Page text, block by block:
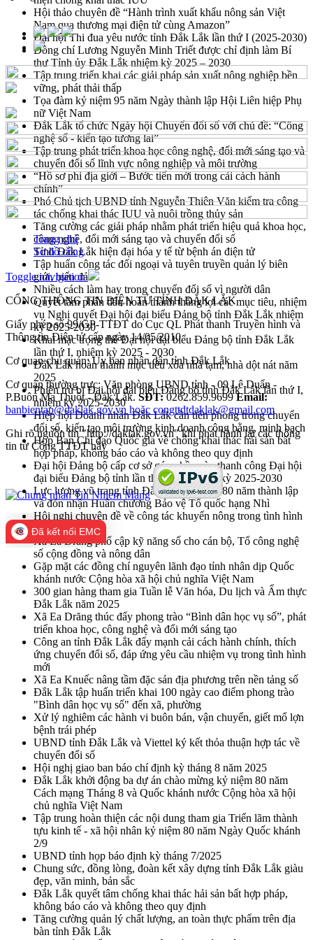
Hội thảo chuyên đề “Hành trình xuất khẩu nông sản Việt
Nam qua thương mại điện tử cùng Amazon”
Đại hội Thi đua yêu nước tỉnh Đắk Lắk lần thứ I (2025-2030)
Đồng chí Lương Nguyễn Minh Triết được chỉ định làm Bí
thư Tỉnh ủy Đắk Lắk nhiệm kỳ 2025 – 2030
Tập trung triển khai các giải pháp sản xuất nông nghiệp bền
vững, phát thải thấp
Tọa đàm kỷ niệm 95 năm Ngày thành lập Hội Liên hiệp Phụ
nữ Việt Nam
Đắk Lắk tổ chức Ngày hội Chuyển đổi số với chủ đề: “Công
nghệ số - kiến tạo tương lai”
Tập trung phát triển khoa học công nghệ, đổi mới sáng tạo và
chuyển đổi số lĩnh vực nông nghiệp và môi trường
“Hồ sơ phi địa giới – Bước tiến mới trong cải cách hành
chính”
Phó Chủ tịch UBND tỉnh Nguyễn Thiên Văn kiểm tra công
tác chống khai thác IUU và nuôi trồng thủy sản
Tăng cường các giải pháp nhằm phát triển hiệu quả khoa học,
công nghệ, đổi mới sáng tạo và chuyển đổi số
Tỉnh Đắk Lắk hiện đại hóa y tế từ bệnh án điện tử
Tập huấn công tác đối ngoại và tuyên truyền quản lý biên
giới, biển đảo
Nhiều cách làm hay trong chuyển đổi số vì người dân
Quyết tâm phấn đấu hoàn thành thắng lợi các mục tiêu, nhiệm
vụ Nghị quyết Đại hội đại biểu Đảng bộ tỉnh Đắk Lắk nhiệm
kỳ 2025-2030
Khai mạc trọng thể Đại hội đại biểu Đảng bộ tỉnh Đắk Lắk
lần thứ I, nhiệm kỳ 2025 - 2030
Đắk Lắk hoàn thành mục tiêu xóa nhà tạm, nhà dột nát năm
2025
Phiên trù bị Đại hội đại biểu Đảng bộ tỉnh Đắk Lắk lần thứ I,
nhiệm kỳ 2025-2030
Hiệp hội Doanh nhân Đắk Lắk cần tiên phong trong chuyển
đổi số, kiến tạo môi trường kinh doanh công bằng, minh bạch
Họp Ban Chỉ đạo Quốc gia về chống khai thác hải sản bất
hợp pháp, không báo cáo và không theo quy định
Đại hội Đảng bộ cấp cơ sở góp phần vào thanh công Đại hội
đại biểu Đảng bộ tỉnh lần thứ nhất, nhiệm kỳ 2025-2030
Lực lượng vũ trang tỉnh Đắk Lắk kỷ niệm 80 năm thành lập
và đón nhận Huân chương Bảo vệ Tổ quốc hạng Nhì
Hội nghị chuyên đề về công tác khuyến nông trong tình hình
mới
Xã Ea Drăng phổ cập kỹ năng số cho cán bộ, Tổ công nghệ
số cộng đồng và nông dân
Gặp mặt các đồng chí nguyên lãnh đạo tỉnh nhân dịp Quốc
khánh nước Cộng hòa xã hội chủ nghĩa Việt Nam
300 gian hàng tham gia Tuần lễ Văn hóa, Du lịch và Ẩm thực
Đắk Lắk năm 2025
Xã Ea Drăng thúc đẩy phong trào “Bình dân học vụ số”, phát
triển khoa học, công nghệ và đổi mới sáng tạo
Công an tỉnh Đắk Lắk đẩy mạnh cải cách hành chính, thích
ứng chuyển đổi số, đáp ứng yêu cầu nhiệm vụ trong tình hình
mới
Xã Ea Knuếc nâng tầm đặc sản địa phương trên nền tảng số
Đắk Lắk tập huấn triển khai 100 ngày cao điểm phong trào
"Bình dân học vụ số" đến xã, phường
Xử lý nghiêm các hành vi buôn bán, vận chuyển, giết mổ lợn
bệnh trái phép
UBND tỉnh Đắk Lắk và Viettel ký kết thỏa thuận hợp tác về
chuyển đổi số
Hội nghị giao ban báo chí định kỳ tháng 8 năm 2025
Đắk Lắk khởi động ba dự án chào mừng kỷ niệm 80 năm
Cách mạng Tháng 8 và Quốc khánh nước Cộng hòa xã hội
chủ nghĩa Việt Nam
Tập trung hoàn thiện các nội dung tham gia Triển lãm thành
tựu kinh tế - xã hội nhân kỷ niệm 80 năm Ngày Quốc khánh
2/9
UBND tỉnh họp báo định kỳ tháng 7/2025
Chung sức, đồng lòng, đoàn kết xây dựng tỉnh Đắk Lắk giàu
đẹp, văn minh, bản sắc
Đắk Lắk quyết tâm chống khai thác hải sản bất hợp pháp,
không báo cáo và không theo quy định
Tăng cường quản lý chất lượng, an toàn thực phẩm trên địa
bàn tỉnh Đắk Lắk
Trang chủ
Sơ đồ cổng
Toggle navigation
CỔNG THÔNG TIN ĐIỆN TỬ TỈNH ĐẮK LẮK
Giấy phép số 99/GP-TTĐT do Cục QL Phát thanh Truyền hình và
Thông tin Điện tử cấp ngày 14/05/2010
Cơ quan chủ quản: Ủy ban nhân dân tỉnh Đắk Lắk
Cơ quan thường trực: Văn phòng UBND tỉnh - 09 Lê Duẩn -
P.Buôn Ma Thuột - Đắk Lắk.SĐT:0262.859.9699Email:
banbientap@daklak.gov.vn hoặc congttdtdaklak@gmail.com
Ghi rõ nguồn tin "http://daklak.gov.vn" khi phát hành lại các thông
tin từ Cổng TTĐT này
Đã kết nối EMC